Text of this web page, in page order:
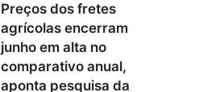
Preços dos fretes
agrícolas encerram
junho em alta no
comparativo anual,
aponta pesquisa da